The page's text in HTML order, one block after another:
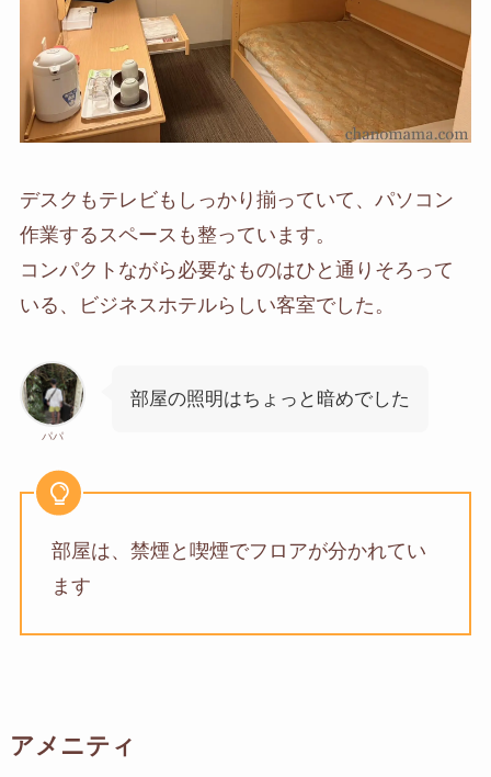
デスクもテレビもしっかり揃っていて、パソコン
作業するスペースも整っています。
コンパクトながら必要なものはひと通りそろって
いる、ビジネスホテルらしい客室でした。
パパ
部屋の照明はちょっと暗めでした
部屋は、禁煙と喫煙でフロアが分かれてい
ます
アメニティ